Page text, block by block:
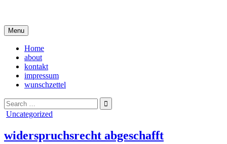
content
Menu
Home
about
kontakt
impressum
wunschzettel
Search
for:
Posted
Uncategorized
widerspruchsrecht abgeschafft